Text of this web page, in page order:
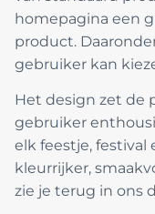
homepagina een
product.
gebruiker kan
Het design zet de
gebruiker
elk feestje, festival
kleurrijker,
zie je terug in ons